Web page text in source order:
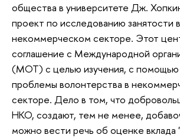
общества в университете Дж.
проект по исследованию занятости в
некоммерческом секторе. Этот
соглашение с Международной
(МОТ) с целью изучения, с
проблемы волонтерства в
секторе. Дело в том, что
НКО, создают, тем не менее,
можно вести речь об оценке вклада